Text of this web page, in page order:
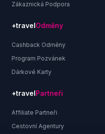
Zákaznická Podpora
+travelOdměny
Cashback Odměny
Program Pozvánek
Dárkové Karty
+travelPartneři
Affiliate Partneři
Cestovní Agentury